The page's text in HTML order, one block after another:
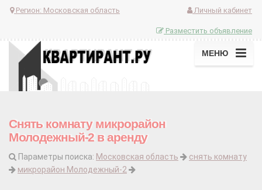
Регион: Московская область Личный кабинет
Разместить объявление
МЕНЮ
Снять комнату микрорайон
Молодежный-2 в аренду
Параметры поиска: Московская область
снять комнату
микрорайон Молодежный-2